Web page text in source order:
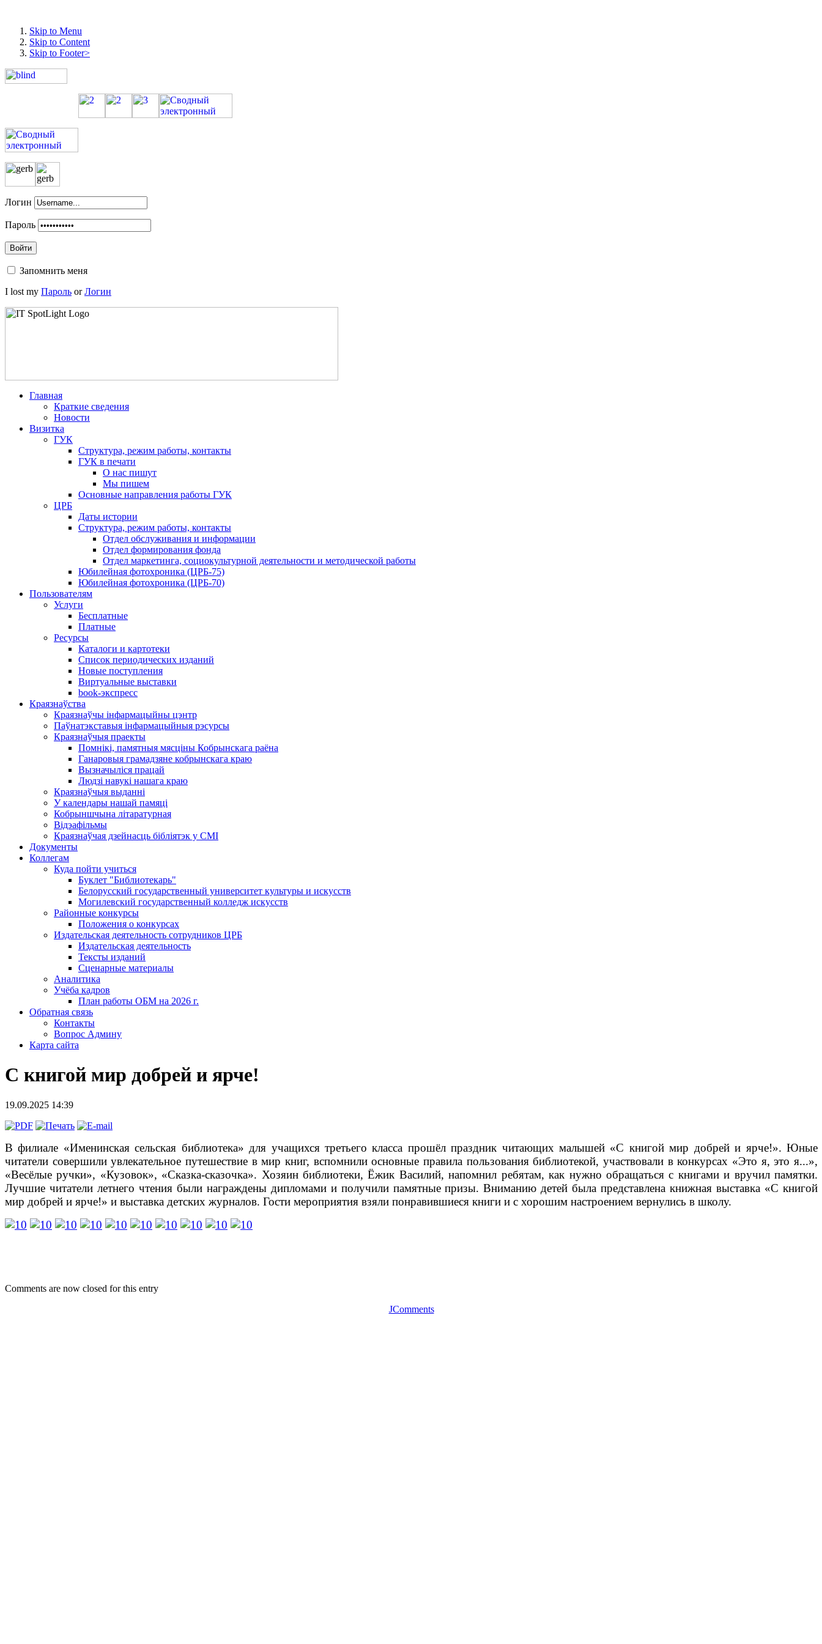
Skip to Menu
Skip to Content
Skip to Footer>
Логин
Пароль
Войти
Запомнить меня
I lost my Пароль orЛогин
Главная
Краткие сведения
Новости
Визитка
ГУК
Структура, режим работы, контакты
ГУК в печати
О нас пишут
Мы пишем
Основные направления работы ГУК
ЦРБ
Даты истории
Структура, режим работы, контакты
Отдел обслуживания и информации
Отдел формирования фонда
Отдел маркетинга, социокультурной деятельности и методической работы
Юбилейная фотохроника (ЦРБ-75)
Юбилейная фотохроника (ЦРБ-70)
Пользователям
Услуги
Бесплатные
Платные
Ресурсы
Каталоги и картотеки
Список периодических изданий
Новые поступления
Виртуальные выставки
book-экспресс
Краязнаўства
Краязнаўчы інфармацыйны цэнтр
Паўнатэкставыя інфармацыйныя рэсурсы
Краязнаўчыя праекты
Помнікі, памятныя мясціны Кобрынскага раёна
Ганаровыя грамадзяне кобрынскага краю
Вызначыліся працай
Людзі навукі нашага краю
Краязнаўчыя выданні
У календары нашай памяці
Кобрыншчына літаратурная
Відэафільмы
Краязнаўчая дзейнасць бібліятэк у СМІ
Документы
Коллегам
Куда пойти учиться
Буклет "Библиотекарь"
Белорусский государственный университет культуры и искусств
Могилевский государственный колледж искусств
Районные конкурсы
Положения о конкурсах
Издательская деятельность сотрудников ЦРБ
Издательская деятельность
Тексты изданий
Сценарные материалы
Аналитика
Учёба кадров
План работы ОБМ на 2026 г.
Обратная связь
Контакты
Вопрос Админу
Карта сайта
С книгой мир добрей и ярче!
19.09.2025 14:39
В филиале «Именинская сельская библиотека» для учащихся третьего класса прошёл праздник читающих малышей «С книгой мир добрей и ярче!». Юные
читатели совершили увлекательное путешествие в мир книг, вспомнили основные правила пользования библиотекой, участвовали в конкурсах «Это я, это я...»,
«Весёлые ручки», «Кузовок», «Сказка-сказочка». Хозяин библиотеки, Ёжик Василий, напомнил ребятам, как нужно обращаться с книгами и вручил памятки.
Лучшие читатели летнего чтения были награждены дипломами и получили памятные призы. Вниманию детей была представлена книжная выставка «С книгой
мир добрей и ярче!» и выставка детских журналов. Гости мероприятия взяли понравившиеся книги и с хорошим настроением вернулись в школу.
Comments are now closed for this entry
JComments